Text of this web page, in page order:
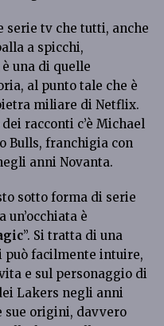
serie tv che tutti, anche
a spicchi,
una di quelle
al punto tale che è
miliare di Netflix.
racconti c’è Michael
Bulls, franchigia con
anni Novanta.
sotto forma di serie
è
”. Si tratta di una
può facilmente intuire,
e sul personaggio di
Lakers negli anni
sue origini, davvero